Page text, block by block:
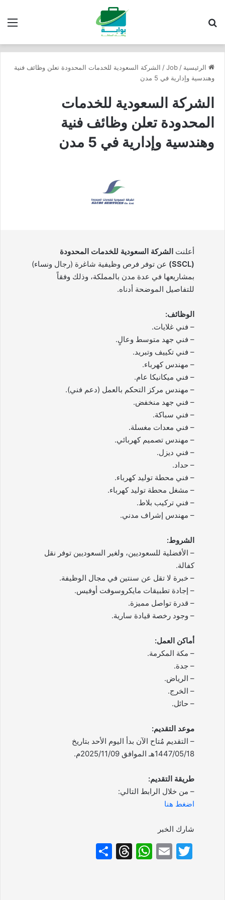
الرئيسية /
Job
/ الشركة السعودية للخدمات المحدودة تعلن وظائف فنية
وهندسية وإدارية في 5 مدن
الشركة السعودية للخدمات
المحدودة تعلن وظائف فنية
وهندسية وإدارية في 5 مدن
أعلنت الشركة السعودية للخدمات المحدودة
(SSCL)
عن توفر فرص وظيفية شاغرة (رجال ونساء)
بمشاريعها في عدة مدن بالمملكة، وذلك وفقاً
للتفاصيل الموضحة أدناه.
الوظائف:
– فني غلايات.
– فني جهد متوسط وعالٍ.
– فني تكييف وتبريد.
– مهندس كهرباء.
– فني ميكانيكا عام.
– مهندس مركز التحكم بالعمل (دعم فني).
– فني جهد منخفض.
– فني سباكة.
– فني معدات مغسلة.
– مهندس تصميم كهربائي.
– فني ديزل.
– حداد.
– فني محطة توليد كهرباء.
– مشغل محطة توليد كهرباء.
– فني تركيب بلاط.
– مهندس إشراف مدني.
الشروط:
– الأفضلية للسعوديين، ولغير السعوديين توفر نقل
كفالة.
– خبرة لا تقل عن سنتين في مجال الوظيفة.
– إجادة تطبيقات مايكروسوفت أوفيس.
– قدرة تواصل مميزة.
– وجود رخصة قيادة سارية.
أماكن العمل:
– مكة المكرمة.
– جدة.
– الرياض.
– الخرج.
– حائل.
موعد التقديم:
– التقديم مُتاح الآن بدأ اليوم الأحد بتاريخ
1447/05/18هـ الموافق 2025/11/09م.
طريقة التقديم:
– من خلال الرابط التالي:
اضغط هنا
شارك الخبر
T
E
W
T